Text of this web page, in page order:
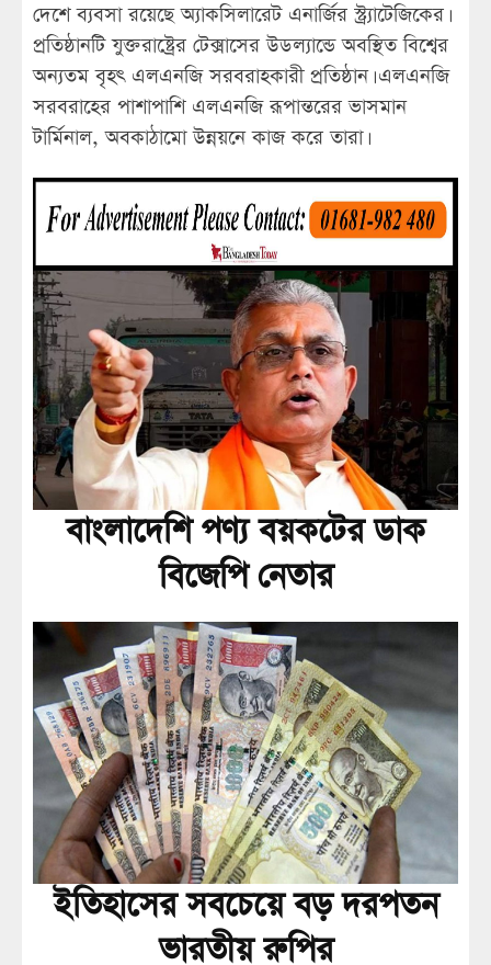
দেশে ব্যবসা রয়েছে অ্যাকসিলারেট এনার্জির স্ট্র্যাটেজিকের।
প্রতিষ্ঠানটি যুক্তরাষ্ট্রের টেক্সাসের উডল্যান্ডে অবস্থিত বিশ্বের
অন্যতম বৃহৎ এলএনজি সরবরাহকারী প্রতিষ্ঠান। এলএনজি
সরবরাহের পাশাপাশি এলএনজি রূপান্তরের ভাসমান
টার্মিনাল, অবকাঠামো উন্নয়নে কাজ করে তারা।
বাংলাদেশি পণ্য বয়কটের ডাক
বিজেপি নেতার
ইতিহাসের সবচেয়ে বড় দরপতন
ভারতীয় রুপির